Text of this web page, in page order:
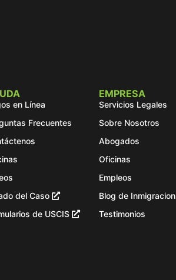
en Línea
Frecuentes
del Caso
de USCIS
EMPRESA
Servicios Legales
Sobre Nosotros
Abogados
Oficinas
Empleos
Blog de Inmigracion
Testimonios